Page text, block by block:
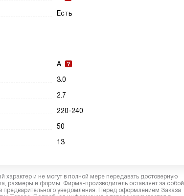
Есть
A
3.0
2.7
220-240
50
13
и не могут в полной мере передавать достоверную
размеры и формы. Фирма-производитель оставляет за собой
предварительного уведомления. Перед оформлением Заказа